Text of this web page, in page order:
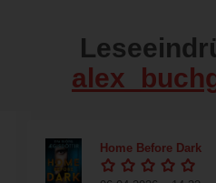
Home Before Dark